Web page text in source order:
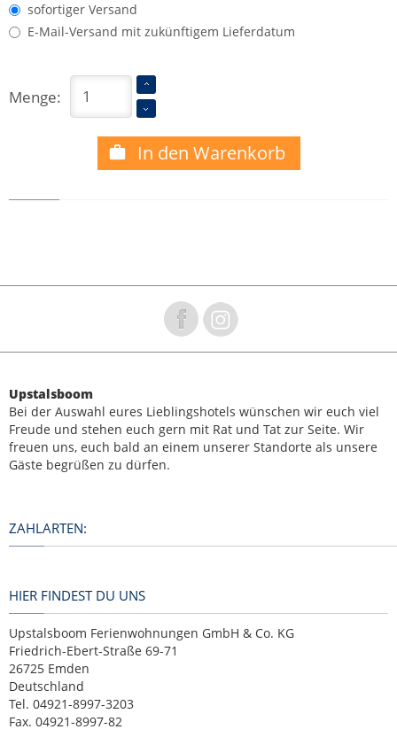
sofortiger Versand
E-Mail-Versand mit zukünftigem Lieferdatum
Menge:
In den Warenkorb
Upstalsboom
Bei der Auswahl eures Lieblingshotels wünschen wir euch viel
Freude und stehen euch gern mit Rat und Tat zur Seite. Wir
freuen uns, euch bald an einem unserer Standorte als unsere
Gäste begrüßen zu dürfen.
ZAHLARTEN:
HIER FINDEST DU UNS
Upstalsboom Ferienwohnungen GmbH & Co. KG
Friedrich-Ebert-Straße 69-71
26725 Emden
Deutschland
Tel. 04921-8997-3203
Fax. 04921-8997-82